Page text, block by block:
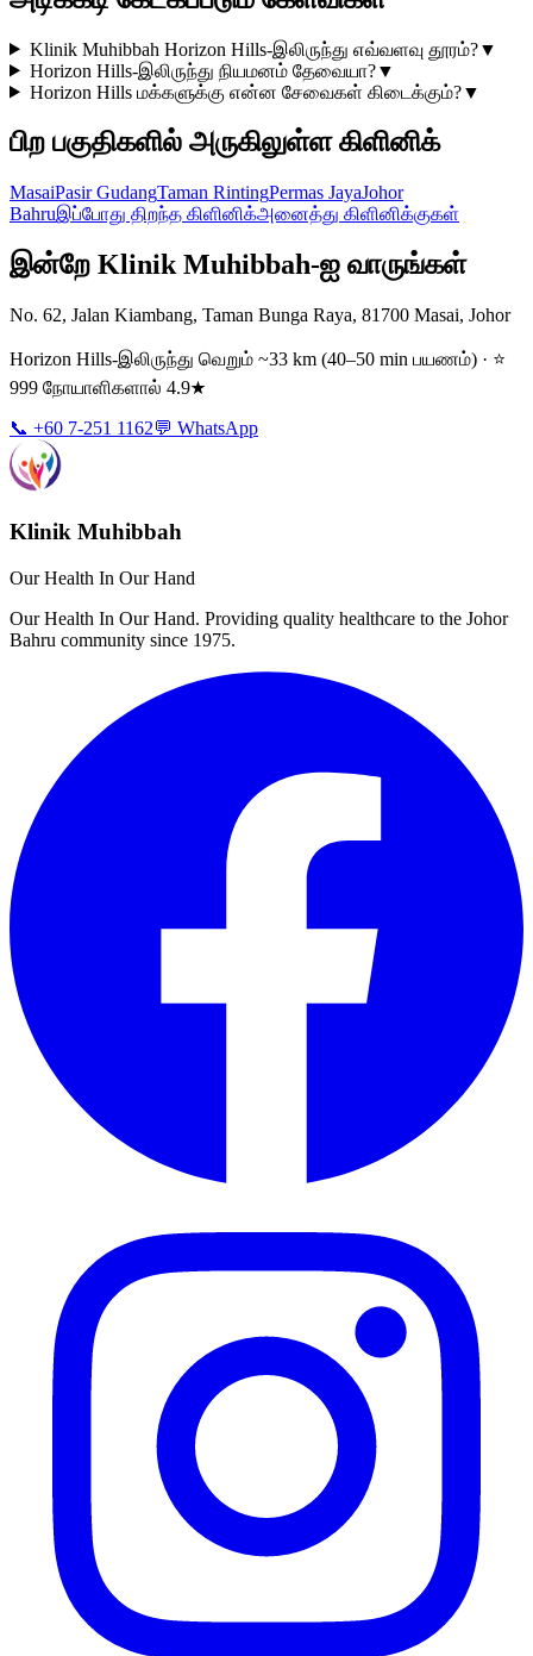
Klinik Muhibbah Horizon Hills-இலிருந்து எவ்வளவு தூரம்?▼
Horizon Hills-இலிருந்து நியமனம் தேவையா?▼
Horizon Hills மக்களுக்கு என்ன சேவைகள் கிடைக்கும்?▼
பிற பகுதிகளில் அருகிலுள்ள கிளினிக்
MasaiPasir GudangTaman RintingPermas JayaJohor
Bahruஇப்போது திறந்த கிளினிக்அனைத்து கிளினிக்குகள்
இன்றே Klinik Muhibbah-ஐ வாருங்கள்
No. 62, Jalan Kiambang, Taman Bunga Raya, 81700 Masai, Johor
Horizon Hills-இலிருந்து வெறும் ~33 km (40–50 min பயணம்) · ⭐
999 நோயாளிகளால் 4.9★
📞 +60 7-251 1162💬 WhatsApp
Klinik Muhibbah
Our Health In Our Hand
Our Health In Our Hand. Providing quality healthcare to the Johor
Bahru community since 1975.